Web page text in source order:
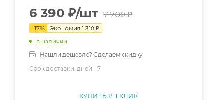
6 390 ₽/шт 7 700₽
-17% Экономия 1 310 ₽
в наличии
Нашли дешевле? Сделаем скидку
Срок доставки, дней - 7
КУПИТЬ В 1 КЛИК